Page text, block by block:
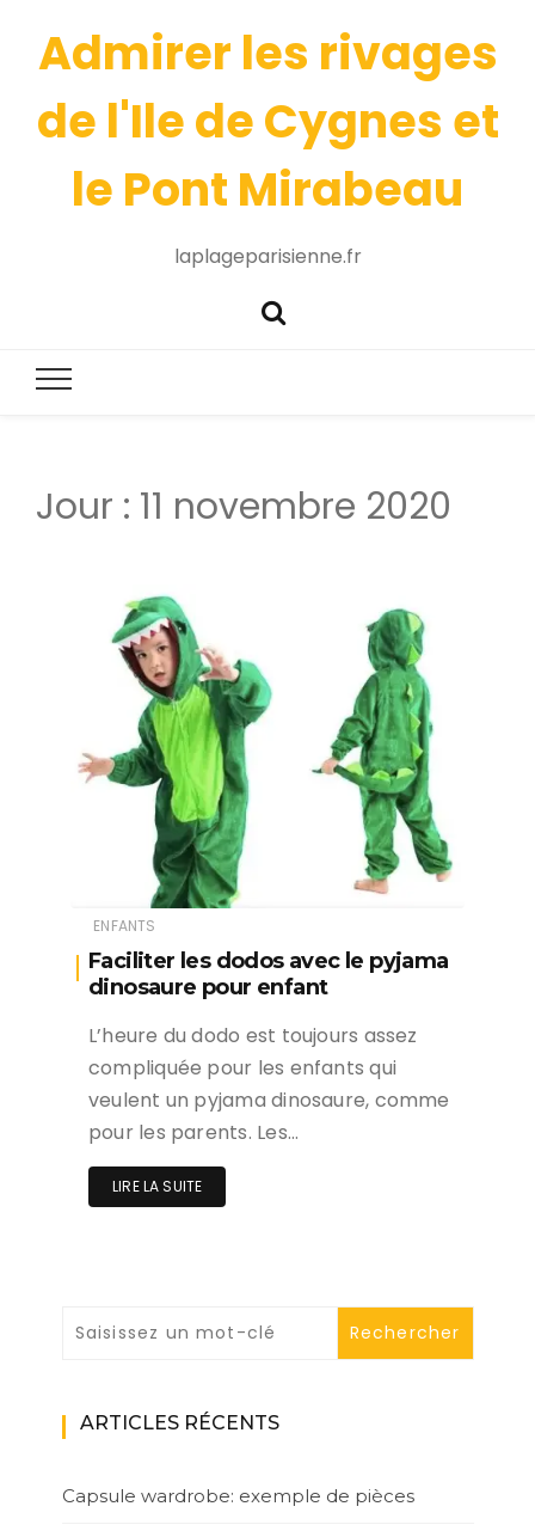
Admirer les rivages
de l'Ile de Cygnes et
le Pont Mirabeau
laplageparisienne.fr
Jour : 11 novembre 2020
ENFANTS
Faciliter les dodos avec le pyjama
dinosaure pour enfant
L’heure du dodo est toujours assez
compliquée pour les enfants qui
veulent un pyjama dinosaure, comme
pour les parents. Les…
LIRE LA SUITE
ARTICLES RÉCENTS
Capsule wardrobe: exemple de pièces